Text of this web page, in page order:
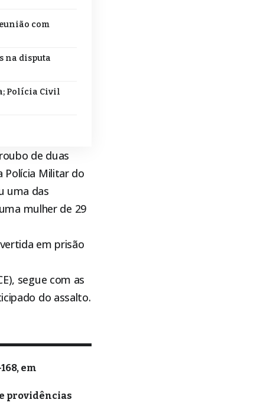
com
na disputa
Polícia Civil
de duas
Militar do
uma das
mulher de 29
em prisão
segue com as
do assalto.
em
providências